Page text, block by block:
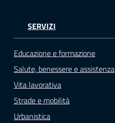
SERVIZI
Educazione e formazione
Salute, benessere e assistenza
Vita lavorativa
Strade e mobilità
Urbanistica